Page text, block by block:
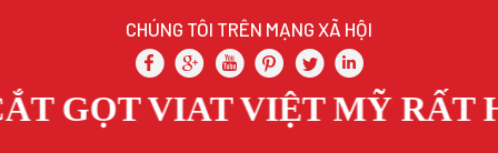
CHÚNG TÔI TRÊN MẠNG XÃ HỘI
GỌT VIAT VIỆT MỸ RẤT